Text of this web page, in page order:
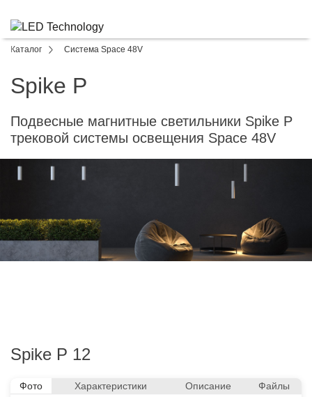
Каталог Система Space 48V
Spike P
Подвесные магнитные светильники Spike P
трековой системы освещения Space 48V
Spike P 12
Фото Характеристики Описание Файлы